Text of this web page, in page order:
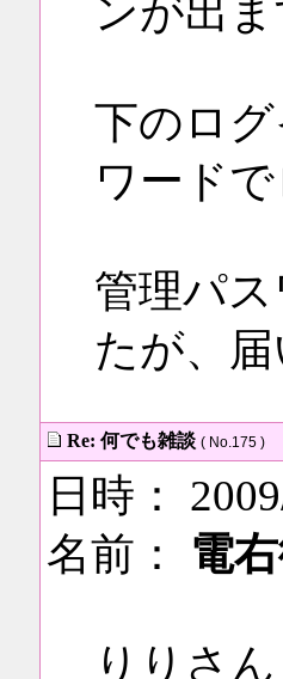
ンが出ま
下のロ
ワード
管理パ
たが、
Re: 何でも雑談 ( No.175 )
日時：
名前： 電
りりさ